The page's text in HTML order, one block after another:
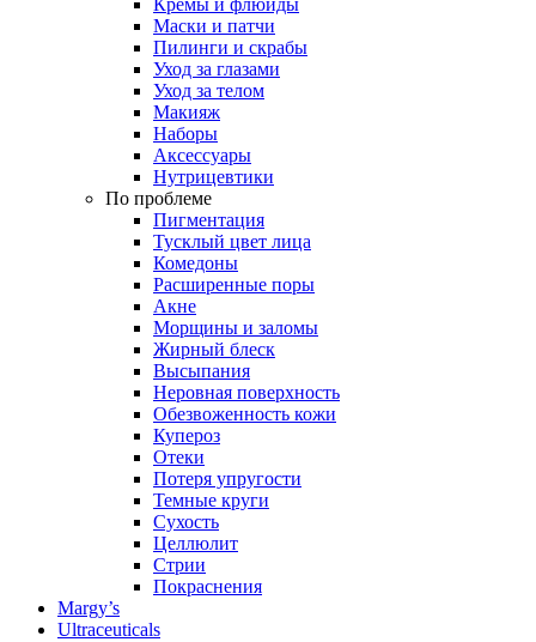
Кремы и флюиды
Маски и патчи
Пилинги и скрабы
Уход за глазами
Уход за телом
Макияж
Наборы
Аксессуары
Нутрицевтики
По проблеме
Пигментация
Тусклый цвет лица
Комедоны
Расширенные поры
Акне
Морщины и заломы
Жирный блеск
Высыпания
Неровная поверхность
Обезвоженность кожи
Купероз
Отеки
Потеря упругости
Темные круги
Сухость
Целлюлит
Стрии
Покраснения
Margy’s
Ultraceuticals